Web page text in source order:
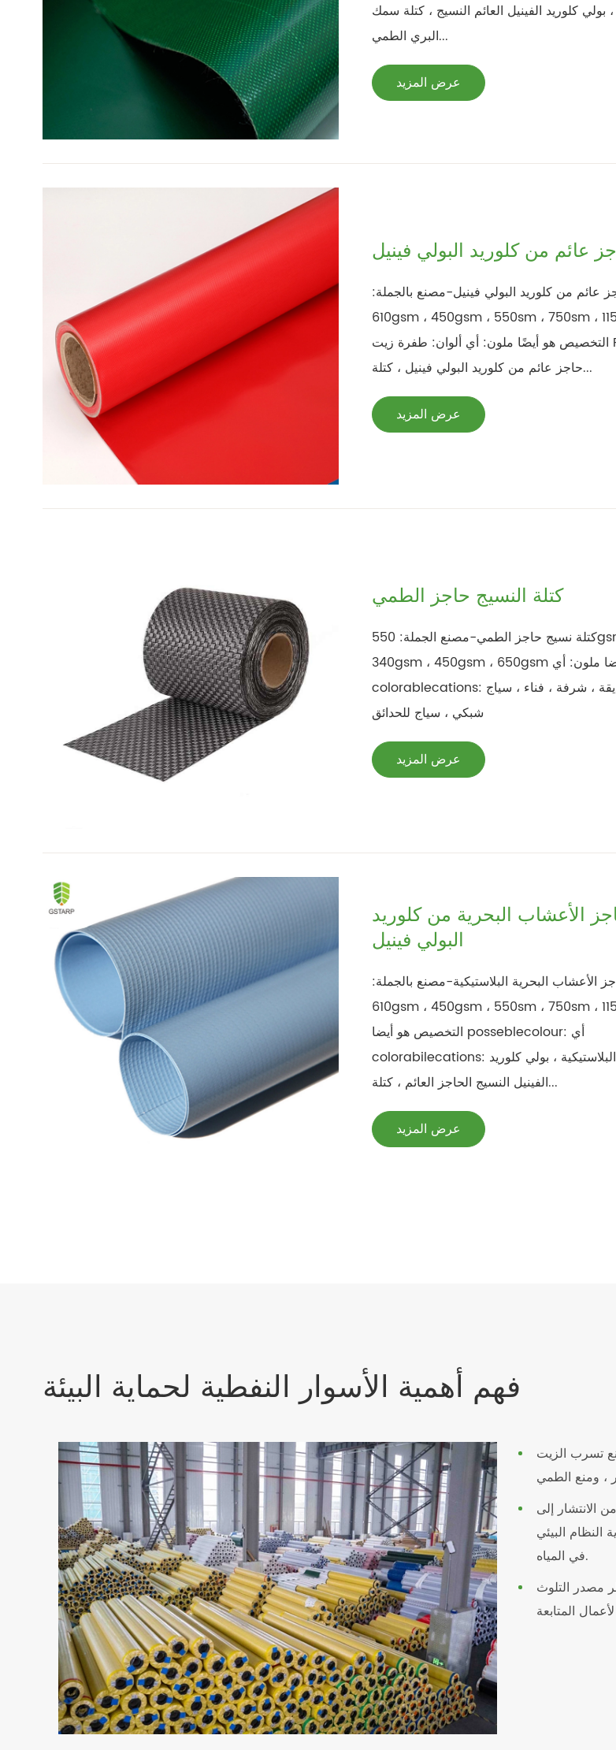
، بولي كلوريد الفينيل العائم النسيج ، كتلة سمك
البري الطمي...
عرض المزيد
عائم من كلوريد البولي فينيل
عائم من كلوريد البولي فينيل-مصنع بالجملة:
610gsm ، 450gsm ، 550sm ، 750sm ، 1150gsm
التخصيص هو أيضًا ملون: أي ألوان: طفرة زيت PVC ، نسيج
حاجز عائم من كلوريد البولي فينيل ، كتلة...
عرض المزيد
كتلة النسيج حاجز الطمي
كتلة نسيج حاجز الطمي-مصنع الجملة: 550gsm ، 580gsm ،
340gsm ، 450gsm ، 650gsm التخصيص هو أيضا ملون: أي
colorablecations: سياج الحديقة ، شرفة ، فناء ، سياج
شبكي ، سياج للحدائق
عرض المزيد
الأعشاب البحرية من كلوريد
البولي فينيل
الأعشاب البحرية البلاستيكية-مصنع بالجملة:
610gsm ، 450gsm ، 550sm ، 750sm ، 1150gsm
التخصيص هو أيضا posseblecolour: أي
colorabilecations: ازدهار النفط البلاستيكية ، بولي كلوريد
الفينيل النسيج الحاجز العائم ، كتلة...
عرض المزيد
فهم أهمية الأسوار النفطية لحماية البيئة
تسرب الزيت
الانتشار إلى
النظام البيئي
في المياه.
مصدر التلوث